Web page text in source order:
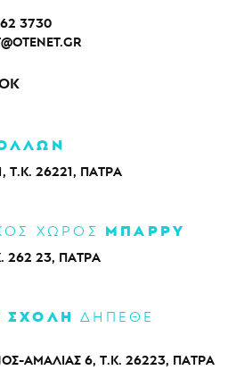
3730
Τ.Κ. 26221, ΠΑΤΡΑ
ΧΩΡΟΣ ΜΠΑΡΡΥ
262 23, ΠΑΤΡΑ
ΣΧΟΛΗ ΔΗΠΕΘΕ
ΑΜΑΛΙΑΣ 6, Τ.Κ. 26223, ΠΑΤΡΑ